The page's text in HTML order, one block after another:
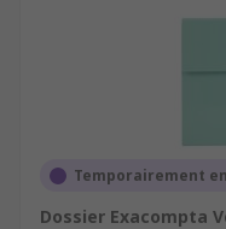
Temporairement
Dossier Exacompta